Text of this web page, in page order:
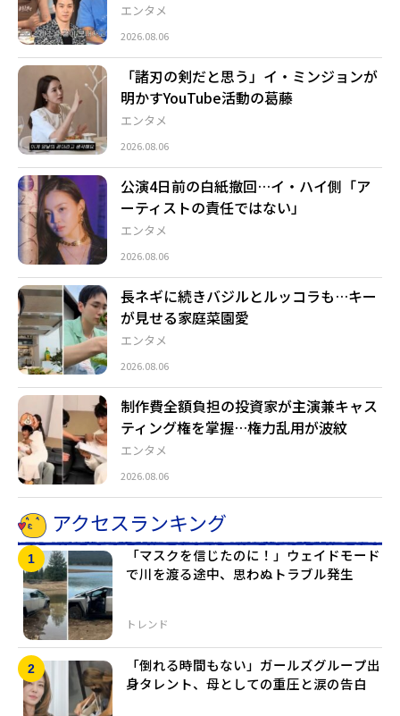
エンタメ
2026.08.06
エンタメ
「諸刃の剣だと思う」イ・ミンジョンが
明かすYouTube活動の葛藤
2026.08.06
エンタメ
公演4日前の白紙撤回…イ・ハイ側「ア
ーティストの責任ではない」
2026.08.06
エンタメ
長ネギに続きバジルとルッコラも…キー
が見せる家庭菜園愛
2026.08.06
エンタメ
制作費全額負担の投資家が主演兼キャス
ティング権を掌握…権力乱用が波紋
2026.08.06
アクセスランキング
トレンド
「マスクを信じたのに！」ウェイドモード
で川を渡る途中、思わぬトラブル発生
「倒れる時間もない」ガールズグループ出
身タレント、母としての重圧と涙の告白